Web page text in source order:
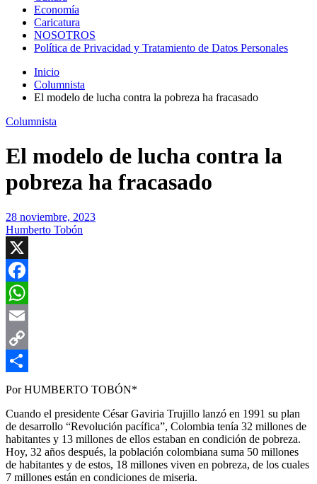
Economía
Caricatura
NOSOTROS
Política de Privacidad y Tratamiento de Datos Personales
Inicio
Columnista
El modelo de lucha contra la pobreza ha fracasado
Columnista
El modelo de lucha contra la
pobreza ha fracasado
28 noviembre, 2023
Humberto Tobón
X
Facebook
WhatsApp
Email
Copy
Link
Compartir
Por HUMBERTO TOBÓN*
Cuando el presidente César Gaviria Trujillo lanzó en 1991 su plan
de desarrollo “Revolución pacífica”, Colombia tenía 32 millones de
habitantes y 13 millones de ellos estaban en condición de pobreza.
Hoy, 32 años después, la población colombiana suma 50 millones
de habitantes y de estos, 18 millones viven en pobreza, de los cuales
7 millones están en condiciones de miseria.